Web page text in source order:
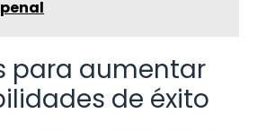
para aumentar
de éxito